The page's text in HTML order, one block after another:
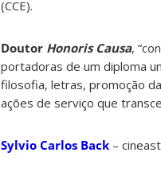
(CCE).
Doutor Honoris Causa,
portadoras de um diploma
filosofia, letras, promoção
ações de serviço que
Sylvio Carlos Back –